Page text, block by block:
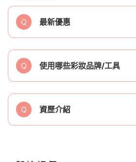
Q 最新優惠
Q 使用哪些彩妝品牌/工具
Q 資歷介紹